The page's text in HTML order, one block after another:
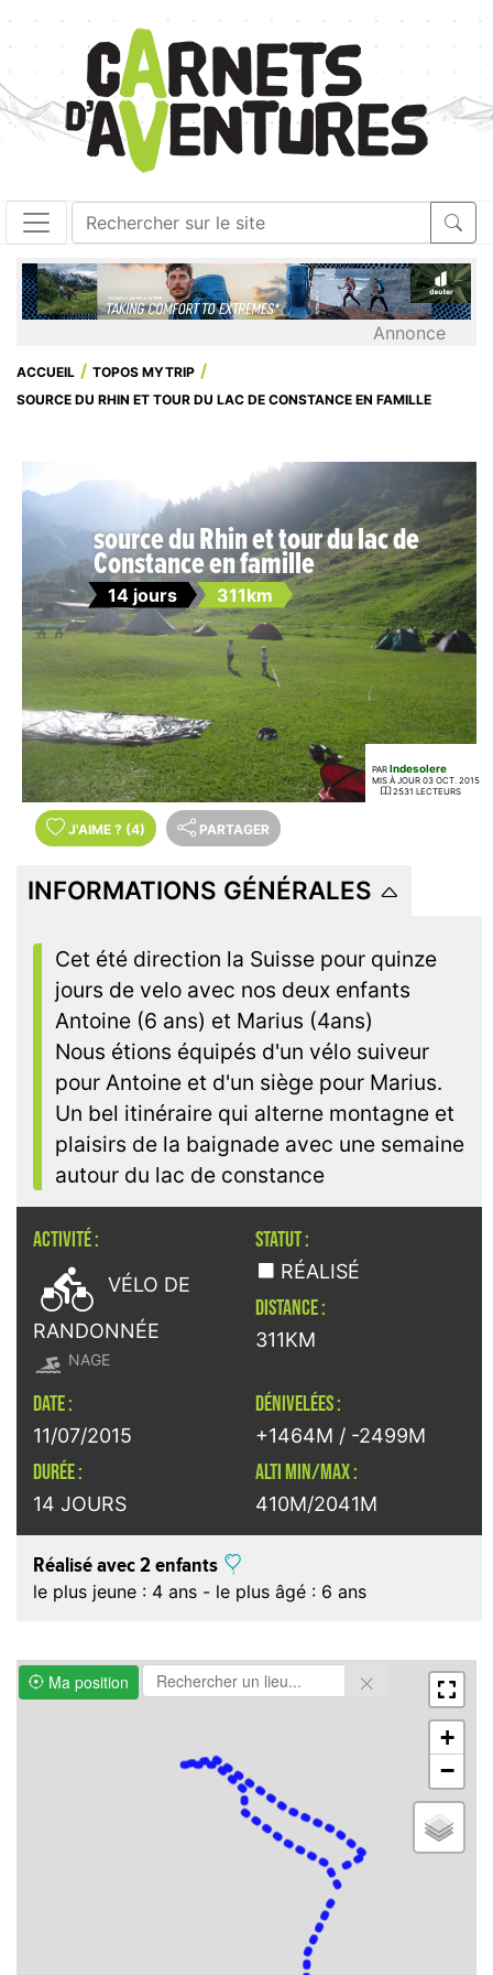
Annonce
ACCUEIL
TOPOS MYTRIP
SOURCE DU RHIN ET TOUR DU LAC DE CONSTANCE EN FAMILLE
source du Rhin et tour du lac de
Constance en famille
14 jours 311km
PAR lndesolere
MIS À JOUR 03 OCT. 2015
2531 LECTEURS
J'AIME ? (4) PARTAGER
INFORMATIONS GÉNÉRALES
Cet été direction la Suisse pour quinze
jours de velo avec nos deux enfants
Antoine (6 ans) et Marius (4ans)
Nous étions équipés d'un vélo suiveur
pour Antoine et d'un siège pour Marius.
Un bel itinéraire qui alterne montagne et
plaisirs de la baignade avec une semaine
autour du lac de constance
ACTIVITÉ :
 VÉLO DE
RANDONNÉE
 NAGE
STATUT :
RÉALISÉ
DISTANCE :
311KM
DATE :
11/07/2015
DURÉE :
14 JOURS
DÉNIVELÉES :
+1464M / -2499M
ALTI MIN/MAX :
410M/2041M
Réalisé avec 2 enfants
le plus jeune : 4 ans - le plus âgé : 6 ans
Ma position
+
−